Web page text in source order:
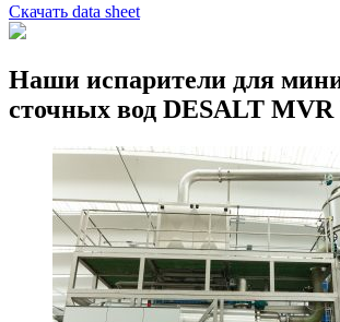
Скачать data sheet
Наши испарители для
сточных вод DESALT MVR